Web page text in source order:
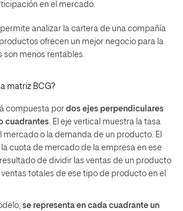
en el mercado.
analizar la cartera de una compañía
ofrecen un mejor negocio para la
son menos rentables.
matriz BCG?
compuesta por dos ejes perpendiculares
cuadrantes. El eje vertical muestra la tasa
o la demanda de un producto. El
cuota de mercado de la empresa en ese
de dividir las ventas de un producto
totales de ese tipo de producto en el
se representa en cada cuadrante un